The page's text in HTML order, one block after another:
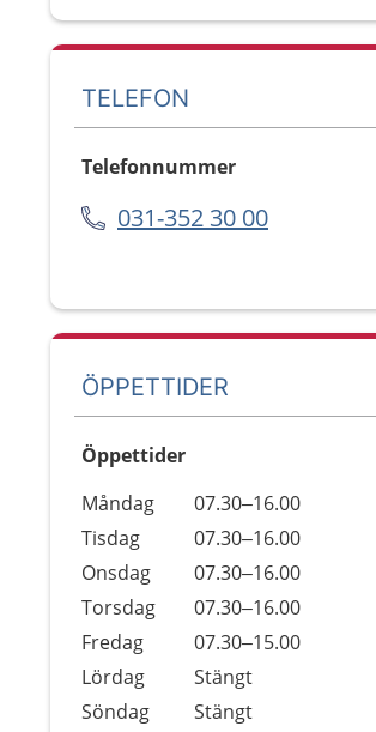
TELEFON
Telefonnummer
031-352 30 00
ÖPPETTIDER
Öppettider
Dag
Öppettider
Kommentarer
Måndag
07.30–16.00
Tisdag
07.30–16.00
Onsdag
07.30–16.00
Torsdag
07.30–16.00
Fredag
07.30–15.00
Lördag
Stängt
Söndag
Stängt